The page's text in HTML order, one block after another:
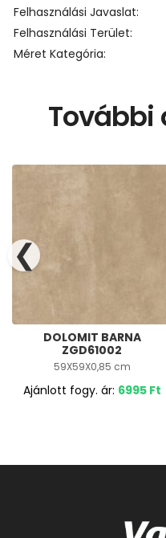
Felhasználási Javaslat
Felhasználási Terület
Méret Kategória
DOLOMIT BARNA
ZGD61002
59X59X0,85 cm
Ajánlott fogy. ár: 6995 Ft
❮